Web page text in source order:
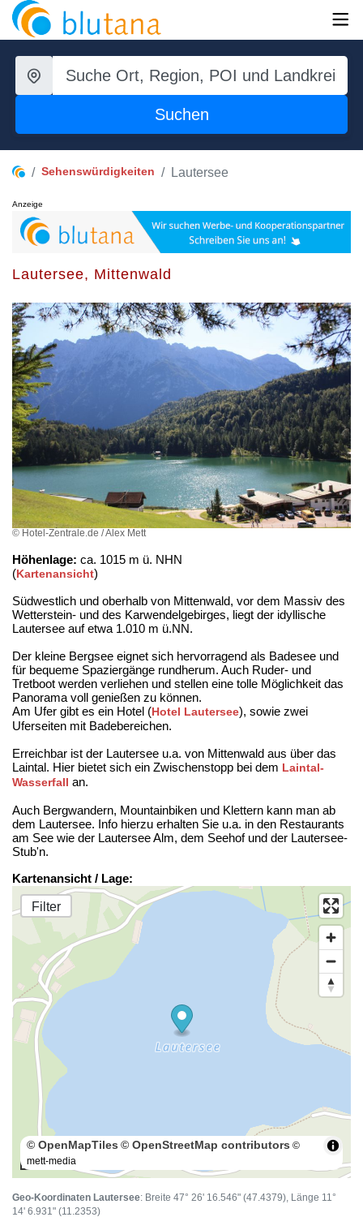
Suchen
Sehenswürdigkeiten Lautersee
Anzeige
Lautersee, Mittenwald
© Hotel-Zentrale.de / Alex Mett
Höhenlage: ca. 1015 m ü. NHN
(Kartenansicht)
Südwestlich und oberhalb von Mittenwald, vor dem Massiv des
Wetterstein- und des Karwendelgebirges, liegt der idyllische
Lautersee auf etwa 1.010 m ü.NN.
Der kleine Bergsee eignet sich hervorragend als Badesee und
für bequeme Spaziergänge rundherum. Auch Ruder- und
Tretboot werden verliehen und stellen eine tolle Möglichkeit das
Panorama voll genießen zu können.
Am Ufer gibt es ein Hotel (Hotel Lautersee), sowie zwei
Uferseiten mit Badebereichen.
Erreichbar ist der Lautersee u.a. von Mittenwald aus über das
Laintal. Hier bietet sich ein Zwischenstopp bei dem Laintal-
Wasserfall an.
Auch Bergwandern, Mountainbiken und Klettern kann man ab
dem Lautersee. Info hierzu erhalten Sie u.a. in den Restaurants
am See wie der Lautersee Alm, dem Seehof und der Lautersee-
Stub'n.
Kartenansicht / Lage:
Filter
100 m
© OpenMapTiles © OpenStreetMap contributors ©
mett-media
Geo-Koordinaten Lautersee: Breite 47° 26' 16.546" (47.4379), Länge 11°
14' 6.931" (11.2353)